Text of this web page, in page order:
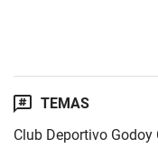
TEMAS
Club Deportivo